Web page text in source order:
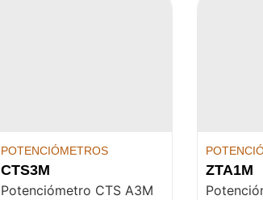
POTENCIÓMETROS
CTS3M
Potenciómetro CTS A3M
ZTA1M